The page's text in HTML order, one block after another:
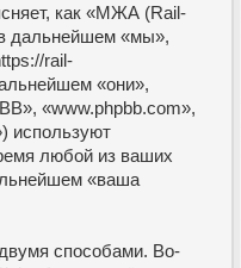
как «МЖА (Rail-
дальнейшем «мы»,
rail-
«они»,
«www.phpbb.com»,
используют
любой из ваших
«ваша
способами. Во-